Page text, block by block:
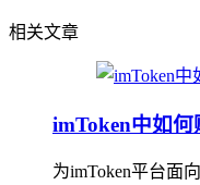
相关文章
imToken中如
为imToken平台面